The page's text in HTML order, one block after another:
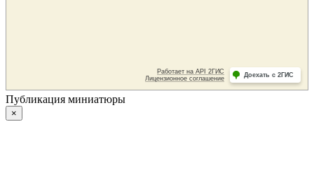
Публикация миниатюры
×